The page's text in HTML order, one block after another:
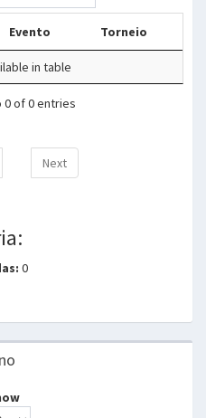
Evento Torneio
in table
0 of 0 entries
Next
0